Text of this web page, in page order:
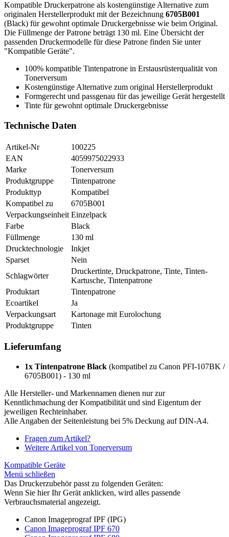
Kompatible Druckerpatrone als kostengünstige Alternative zum
originalen Herstellerprodukt mit der Bezeichnung 6705B001
(Black) für gewohnt optimale Druckergebnisse wie beim Original.
Die Füllmenge der Patrone beträgt 130 ml. Eine Übersicht der
passenden Druckermodelle für diese Patrone finden Sie unter
"Kompatible Geräte".
100% kompatible Tintenpatrone in Erstausrüsterqualität von
Tonerversum
Kostengünstige Alternative zum original Herstellerprodukt
Formgerecht und passgenau für das jeweilige Gerät hergestellt
Tinte für gewohnt optimale Druckergebnisse
Technische Daten
Artikel-Nr
100225
EAN
4059975022933
Marke
Tonerversum
Produktgruppe
Tintenpatrone
Produkttyp
Kompatibel
Kompatibel zu
6705B001
Verpackungseinheit Einzelpack
Farbe
Black
Füllmenge
130 ml
Drucktechnologie
Inkjet
Sparset
Nein
Schlagwörter
Druckertinte, Druckpatrone, Tinte, Tinten-
Kartusche, Tintenpatrone
Produktart
Tintenpatrone
Ecoartikel
Ja
Verpackungsart
Kartonage mit Eurolochung
Produktgruppe
Tinten
Lieferumfang
1x Tintenpatrone Black (kompatibel zu Canon PFI-107BK /
6705B001) - 130 ml
Alle Hersteller- und Markennamen dienen nur zur
Kenntlichmachung der Kompatibilität und sind Eigentum der
jeweiligen Rechteinhaber.
Alle Angaben der Seitenleistung bei 5% Deckung auf DIN-A4.
Fragen zum Artikel?
Weitere Artikel von Tonerversum
Kompatible Geräte
Menü schließen
Das Druckerzubehör passt zu folgenden Geräten:
Wenn Sie hier Ihr Gerät anklicken, wird alles passende
Verbrauchsmaterial angezeigt.
Canon Imageprograf IPF (IPG)
Canon Imageprograf IPF 670